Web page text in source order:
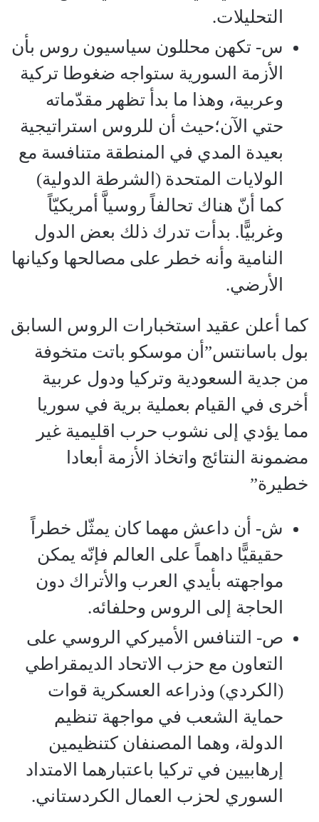
التحليلات.
س‌- تكهن محللون سياسيون روس بأن
الأزمة السورية ستواجه ضغوطا تركية
وعربية، وهذا ما بدأ تظهر مقدّماته
حتي الآن؛حيث أن للروس استراتيجية
بعيدة المدي في المنطقة متنافسة مع
الولايات المتحدة (الشرطة الدولية)
كما أنّ هناك تحالفاً روسياَّ أمريكيّاً
وغربيًّا. بدأت تدرك ذلك بعض الدول
النامية وأنه خطر على مصالحها وكيانها
الأرضي.
كما أعلن عقيد استخبارات الروس السابق
بول باسانتس”أن موسكو باتت متخوفة
من جدية السعودية وتركيا ودول عربية
أخرى في القيام بعملية برية في سوريا
مما يؤدي إلى نشوب حرب اقليمية غير
مضمونة النتائج واتخاذ الأزمة أبعادا
خطيرة”
ش‌- أن داعش مهما كان يمثّل خطراً
حقيقيًّا داهماً على العالم فإنّه يمكن
مواجهته بأيدي العرب والأتراك دون
الحاجة إلى الروس وحلفائه.
ص‌- التنافس الأميركي الروسي على
التعاون مع حزب الاتحاد الديمقراطي
(الكردي) وذراعه العسكرية قوات
حماية الشعب في مواجهة تنظيم
الدولة، وهما المصنفان كتنظيمين
إرهابيين في تركيا باعتبارهما الامتداد
السوري لحزب العمال الكردستاني.